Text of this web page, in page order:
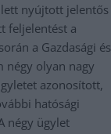
nyújtott jelentős
feljelentést a
a Gazdasági és
négy olyan nagy
azonosított,
hatósági
négy ügylet